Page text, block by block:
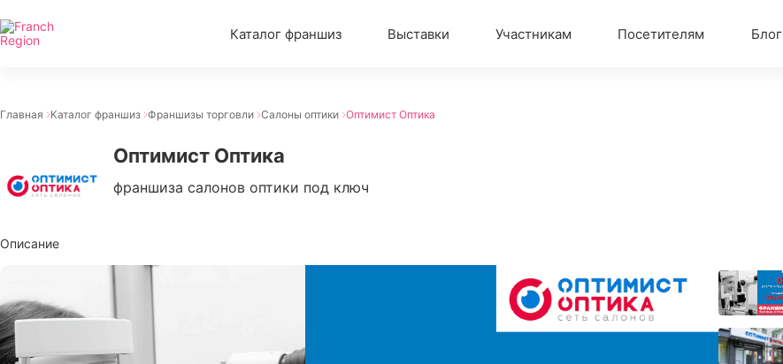
Каталог франшиз Выставки Участникам Посетителям Блог
Главная Каталог франшиз Франшизы торговли Салоны оптики Оптимист Оптика
Оптимист Оптика
франшиза салонов оптики под ключ
Описание